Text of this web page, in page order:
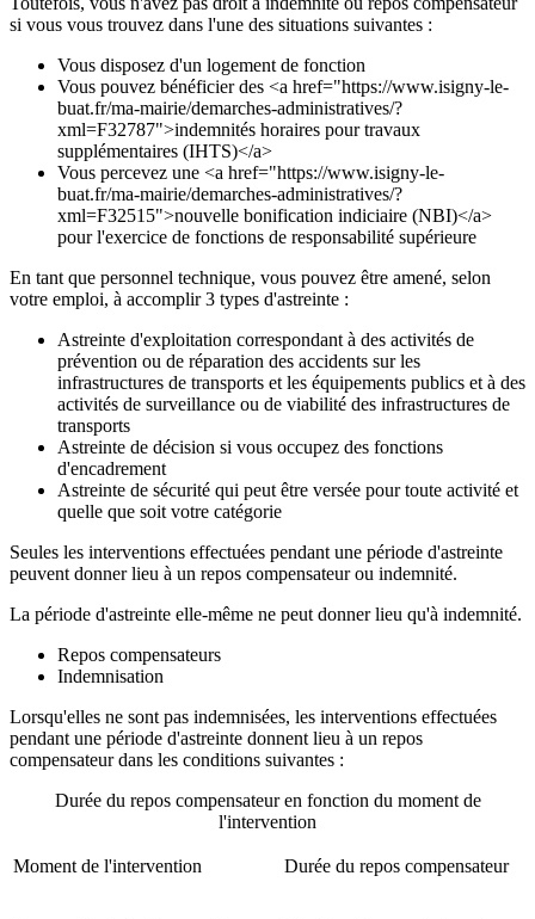
si vous vous trouvez dans l'une des situations suivantes :
Vous disposez d'un logement de fonction
Vous pouvez bénéficier des <a href="https://www.isigny-le-
buat.fr/ma-mairie/demarches-administratives/?
xml=F32787">indemnités horaires pour travaux
supplémentaires (IHTS)</a>
Vous percevez une <a href="https://www.isigny-le-
buat.fr/ma-mairie/demarches-administratives/?
xml=F32515">nouvelle bonification indiciaire (NBI)</a>
pour l'exercice de fonctions de responsabilité supérieure
En tant que personnel technique, vous pouvez être amené, selon
votre emploi, à accomplir 3 types d'astreinte :
Astreinte d'exploitation correspondant à des activités de
prévention ou de réparation des accidents sur les
infrastructures de transports et les équipements publics et à des
activités de surveillance ou de viabilité des infrastructures de
transports
Astreinte de décision si vous occupez des fonctions
d'encadrement
Astreinte de sécurité qui peut être versée pour toute activité et
quelle que soit votre catégorie
Seules les interventions effectuées pendant une période d'astreinte
peuvent donner lieu à un repos compensateur ou indemnité.
La période d'astreinte elle-même ne peut donner lieu qu'à indemnité.
Repos compensateurs
Indemnisation
Lorsqu'elles ne sont pas indemnisées, les interventions effectuées
pendant une période d'astreinte donnent lieu à un repos
compensateur dans les conditions suivantes :
Durée du repos compensateur en fonction du moment de
l'intervention
Moment de l'intervention Durée du repos compensateur